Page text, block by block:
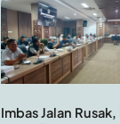
Imbas Jalan Rusak,